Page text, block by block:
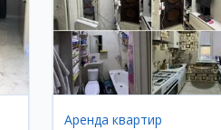
Аренда квартир